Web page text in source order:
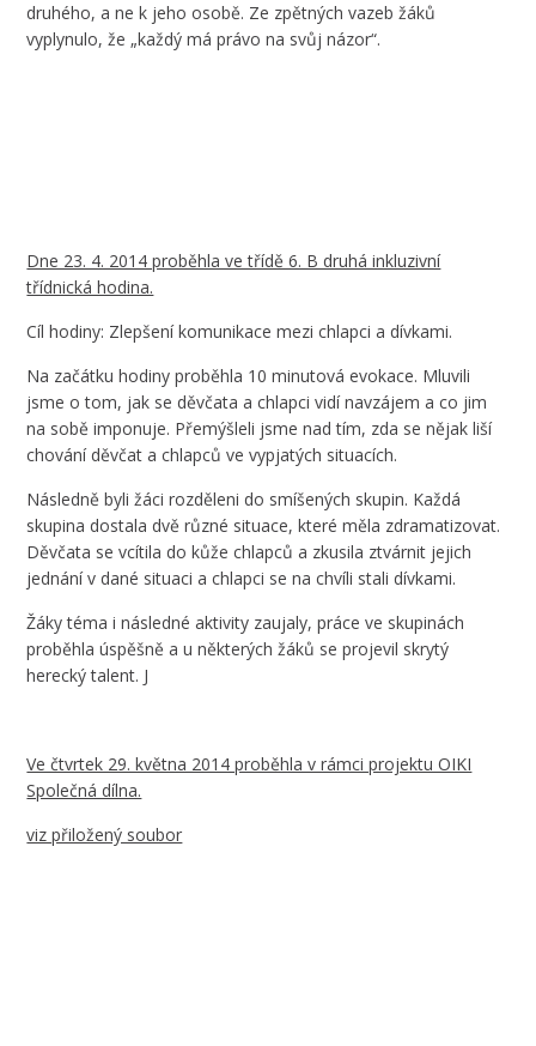
druhého, a ne k jeho osobě. Ze zpětných vazeb žáků
vyplynulo, že „každý má právo na svůj názor“.
Dne 23. 4. 2014 proběhla ve třídě 6. B druhá inkluzivní
třídnická hodina.
Cíl hodiny: Zlepšení komunikace mezi chlapci a dívkami.
Na začátku hodiny proběhla 10 minutová evokace. Mluvili
jsme o tom, jak se děvčata a chlapci vidí navzájem a co jim
na sobě imponuje. Přemýšleli jsme nad tím, zda se nějak liší
chování děvčat a chlapců ve vypjatých situacích.
Následně byli žáci rozděleni do smíšených skupin. Každá
skupina dostala dvě různé situace, které měla zdramatizovat.
Děvčata se vcítila do kůže chlapců a zkusila ztvárnit jejich
jednání v dané situaci a chlapci se na chvíli stali dívkami.
Žáky téma i následné aktivity zaujaly, práce ve skupinách
proběhla úspěšně a u některých žáků se projevil skrytý
herecký talent. J
Ve čtvrtek 29. května 2014 proběhla v rámci projektu OIKI
Společná dílna.
viz přiložený soubor